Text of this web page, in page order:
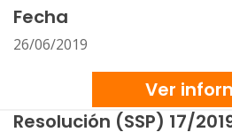
Fecha
26/06/2019
Ver
Resolución (SSP) 17/